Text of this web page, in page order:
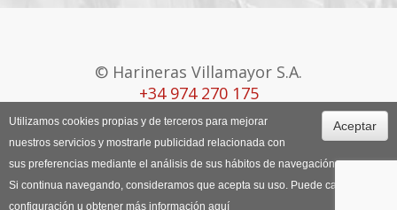
© Harineras Villamayor S.A.
+34 974 270 175
Canal Ético
Aviso Legal
Política de
Cookies
Aceptar
Utilizamos cookies propias y de terceros para mejorar
nuestros servicios y mostrarle publicidad relacionada con
sus preferencias mediante el análisis de sus hábitos de navegación.
Si continua navegando, consideramos que acepta su uso. Puede cambiar la
configuración u obtener más información aquí